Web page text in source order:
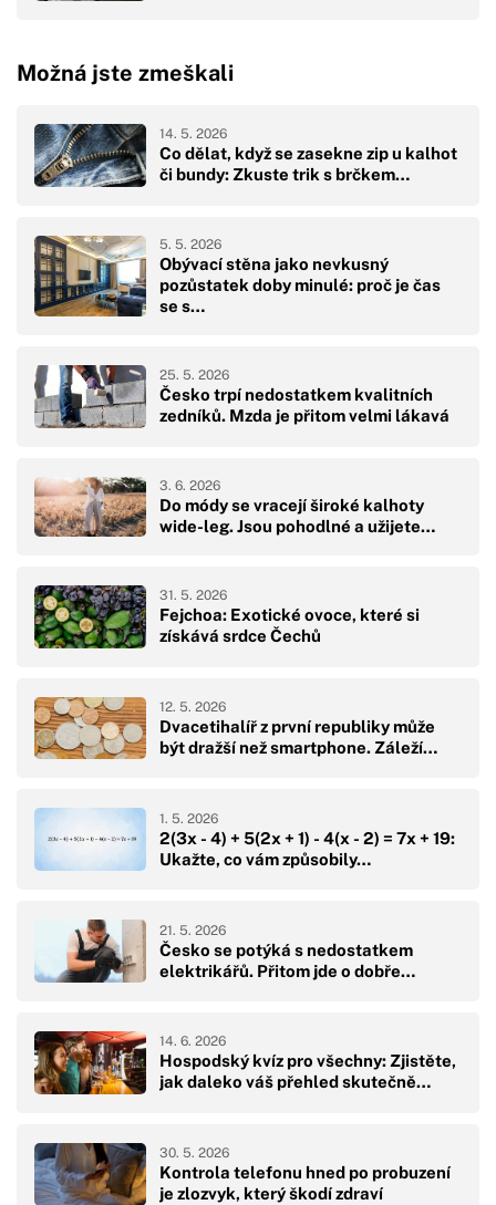
Možná jste zmeškali
Co dělat, když se zasekne zip u kalhot
či bundy: Zkuste trik s brčkem…
14. 5. 2026
Obývací stěna jako nevkusný
pozůstatek doby minulé: proč je čas
se s…
5. 5. 2026
Česko trpí nedostatkem kvalitních
zedníků. Mzda je přitom velmi lákavá
25. 5. 2026
Do módy se vracejí široké kalhoty
wide-leg. Jsou pohodlné a užijete…
3. 6. 2026
Fejchoa: Exotické ovoce, které si
získává srdce Čechů
31. 5. 2026
Dvacetihalíř z první republiky může
být dražší než smartphone. Záleží…
12. 5. 2026
2(3x - 4) + 5(2x + 1) - 4(x - 2) = 7x + 19:
Ukažte, co vám způsobily…
1. 5. 2026
Česko se potýká s nedostatkem
elektrikářů. Přitom jde o dobře…
21. 5. 2026
Hospodský kvíz pro všechny: Zjistěte,
jak daleko váš přehled skutečně…
14. 6. 2026
Kontrola telefonu hned po probuzení
je zlozvyk, který škodí zdraví
30. 5. 2026